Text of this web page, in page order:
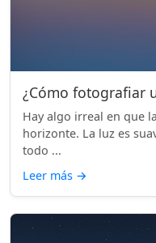
¿Cómo fotografiar
Hay algo irreal en que
horizonte. La luz es
todo ...
Leer más →